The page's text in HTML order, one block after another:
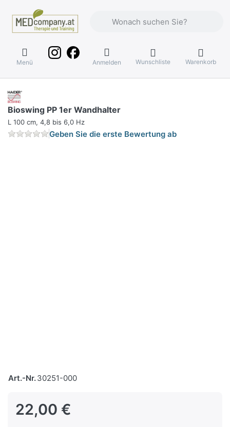
Menü Anmelden Wunschliste Warenkorb
Bioswing PP 1er Wandhalter
L 100 cm, 4,8 bis 6,0 Hz
Geben Sie die erste Bewertung ab
Art.-Nr.30251-000
22,00 €